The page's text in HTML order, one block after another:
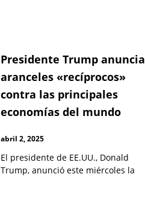
Presidente Trump anuncia
aranceles «recíprocos»
contra las principales
economías del mundo
abril 2, 2025
El presidente de EE.UU., Donald
Trump, anunció este miércoles la